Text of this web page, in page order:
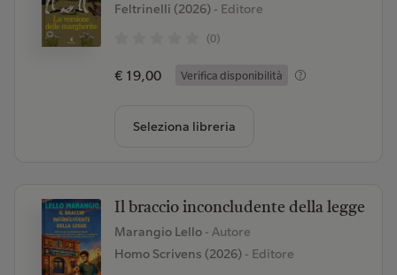
Feltrinelli (2026)- Editore
(0)
€ 19,00 Verifica disponibilità
Seleziona libreria
Il braccio inconcludente della legge
Marangio Lello - Autore
Homo Scrivens (2026)- Editore